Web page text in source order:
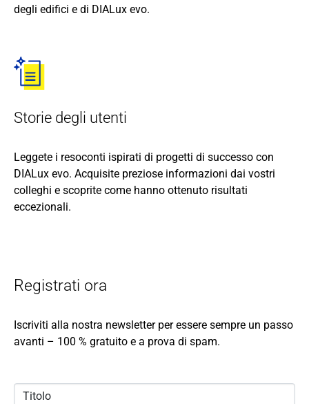
degli edifici e di DIALux evo.
Storie degli utenti
Leggete i resoconti ispirati di progetti di successo con
DIALux evo. Acquisite preziose informazioni dai vostri
colleghi e scoprite come hanno ottenuto risultati
eccezionali.
Registrati ora
Iscriviti alla nostra newsletter per essere sempre un passo
avanti – 100 % gratuito e a prova di spam.